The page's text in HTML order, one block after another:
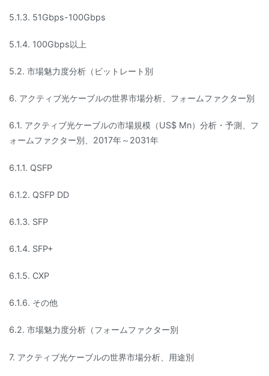
5.1.3. 51Gbps-100Gbps
5.1.4. 100Gbps以上
5.2. 市場魅力度分析（ビットレート別
6. アクティブ光ケーブルの世界市場分析、フォームファクター別
6.1. アクティブ光ケーブルの市場規模（US$ Mn）分析・予測、フ
ォームファクター別、2017年～2031年
6.1.1. QSFP
6.1.2. QSFP DD
6.1.3. SFP
6.1.4. SFP+
6.1.5. CXP
6.1.6. その他
6.2. 市場魅力度分析（フォームファクター別
7. アクティブ光ケーブルの世界市場分析、用途別